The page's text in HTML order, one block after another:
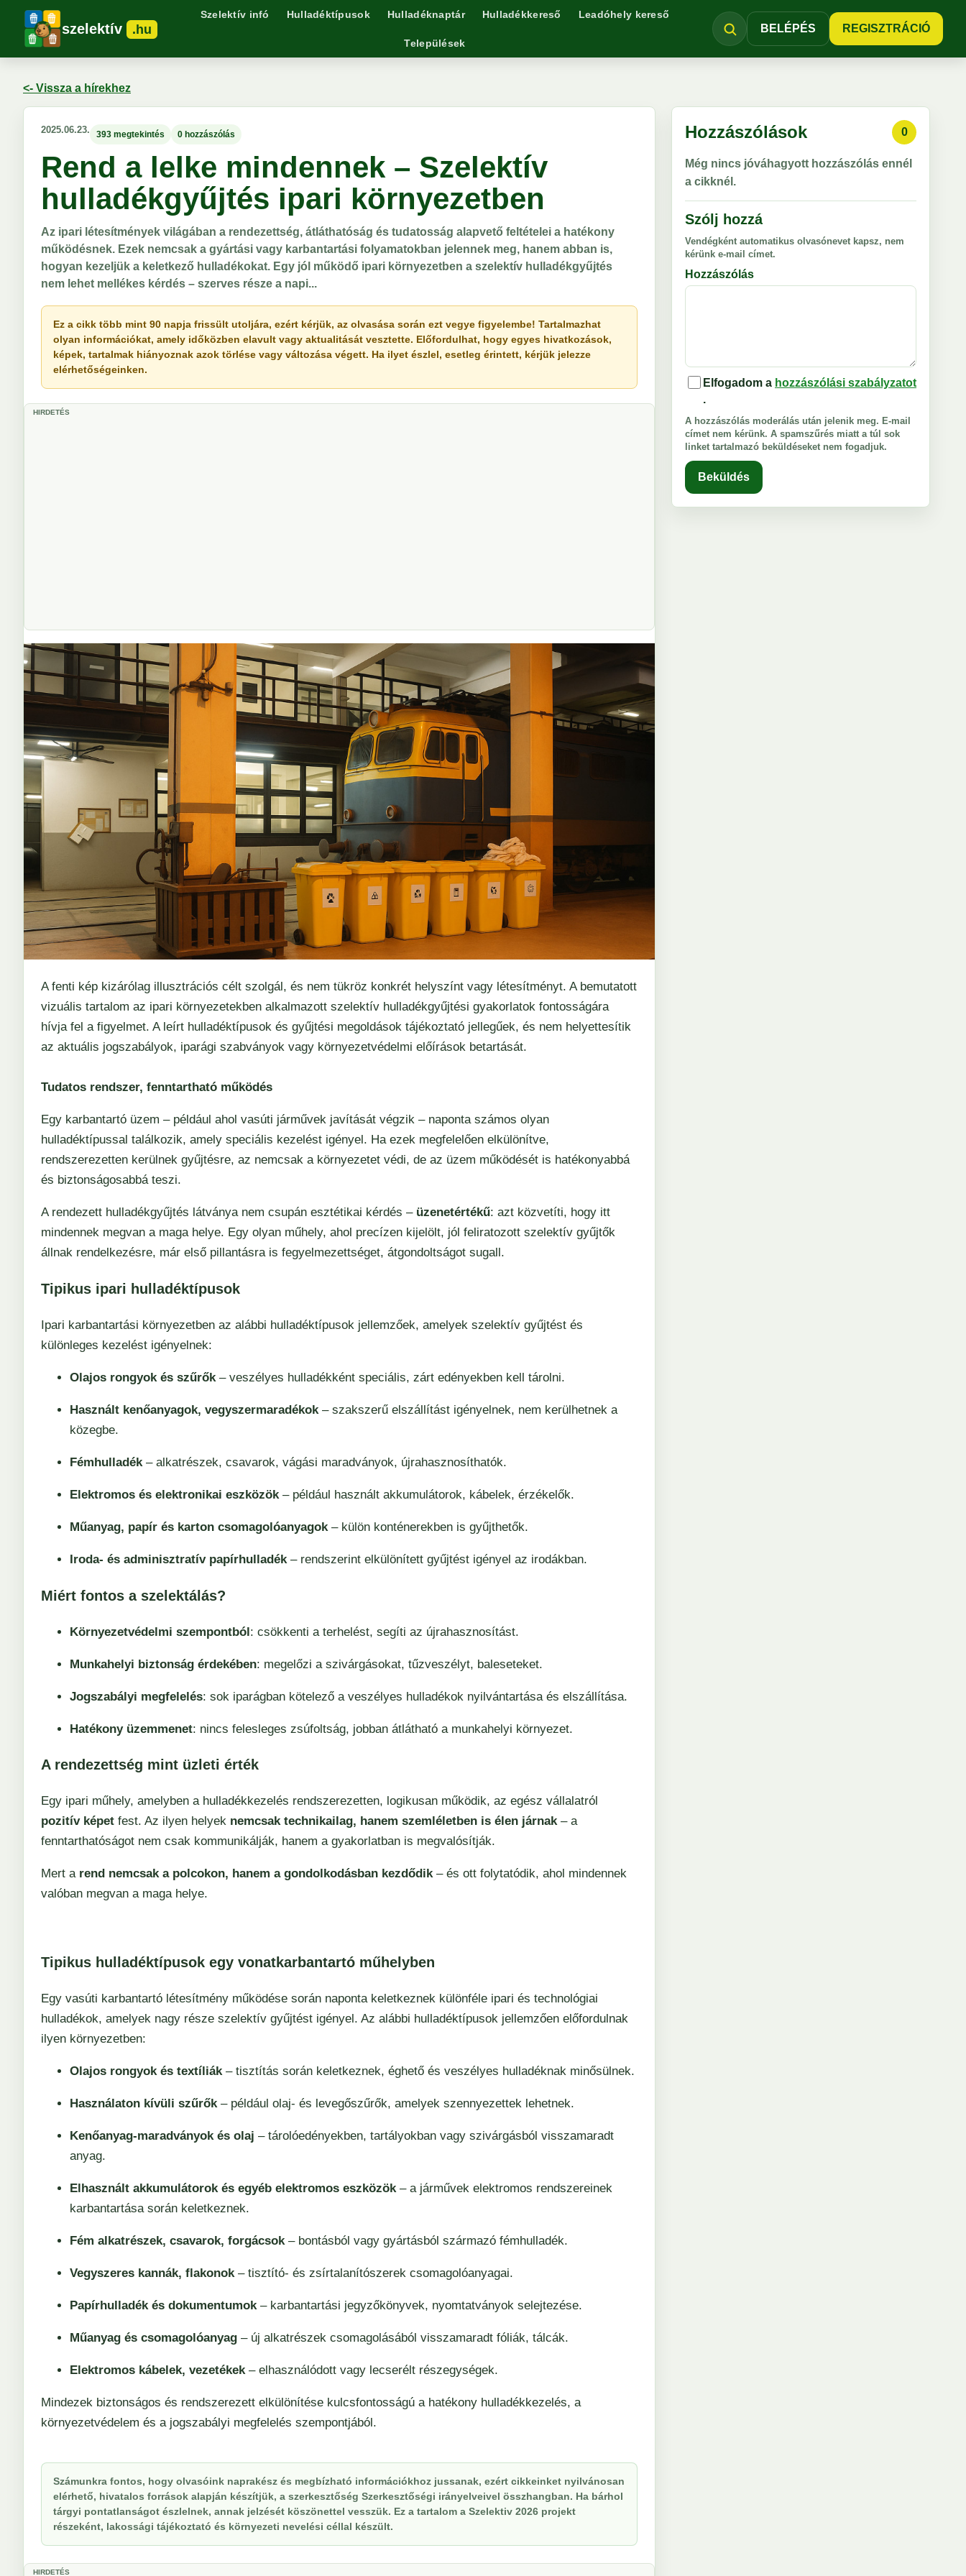
szelektív .hu
Szelektív infó Hulladéktípusok Hulladéknaptár Hulladékkereső Leadóhely kereső
Települések
BELÉPÉS REGISZTRÁCIÓ
<- Vissza a hírekhez
2025.06.23. 393 megtekintés 0 hozzászólás
Rend a lelke mindennek – Szelektív
hulladékgyűjtés ipari környezetben
Az ipari létesítmények világában a rendezettség, átláthatóság és tudatosság alapvető feltételei a hatékony
működésnek. Ezek nemcsak a gyártási vagy karbantartási folyamatokban jelennek meg, hanem abban is,
hogyan kezeljük a keletkező hulladékokat. Egy jól működő ipari környezetben a szelektív hulladékgyűjtés
nem lehet mellékes kérdés – szerves része a napi...
Ez a cikk több mint 90 napja frissült utoljára, ezért kérjük, az olvasása során ezt vegye figyelembe! Tartalmazhat
olyan információkat, amely időközben elavult vagy aktualitását vesztette. Előfordulhat, hogy egyes hivatkozások,
képek, tartalmak hiányoznak azok törlése vagy változása végett. Ha ilyet észlel, esetleg érintett, kérjük jelezze
elérhetőségeinken.
HIRDETÉS
A fenti kép kizárólag illusztrációs célt szolgál, és nem tükröz konkrét helyszínt vagy létesítményt. A bemutatott
vizuális tartalom az ipari környezetekben alkalmazott szelektív hulladékgyűjtési gyakorlatok fontosságára
hívja fel a figyelmet. A leírt hulladéktípusok és gyűjtési megoldások tájékoztató jellegűek, és nem helyettesítik
az aktuális jogszabályok, iparági szabványok vagy környezetvédelmi előírások betartását.
Tudatos rendszer, fenntartható működés
Egy karbantartó üzem – például ahol vasúti járművek javítását végzik – naponta számos olyan
hulladéktípussal találkozik, amely speciális kezelést igényel. Ha ezek megfelelően elkülönítve,
rendszerezetten kerülnek gyűjtésre, az nemcsak a környezetet védi, de az üzem működését is hatékonyabbá
és biztonságosabbá teszi.
A rendezett hulladékgyűjtés látványa nem csupán esztétikai kérdés – üzenetértékű: azt közvetíti, hogy itt
mindennek megvan a maga helye. Egy olyan műhely, ahol precízen kijelölt, jól feliratozott szelektív gyűjtők
állnak rendelkezésre, már első pillantásra is fegyelmezettséget, átgondoltságot sugall.
Tipikus ipari hulladéktípusok
Ipari karbantartási környezetben az alábbi hulladéktípusok jellemzőek, amelyek szelektív gyűjtést és
különleges kezelést igényelnek:
Olajos rongyok és szűrők – veszélyes hulladékként speciális, zárt edényekben kell tárolni.
Használt kenőanyagok, vegyszermaradékok – szakszerű elszállítást igényelnek, nem kerülhetnek a
közegbe.
Fémhulladék – alkatrészek, csavarok, vágási maradványok, újrahasznosíthatók.
Elektromos és elektronikai eszközök – például használt akkumulátorok, kábelek, érzékelők.
Műanyag, papír és karton csomagolóanyagok – külön konténerekben is gyűjthetők.
Iroda- és adminisztratív papírhulladék – rendszerint elkülönített gyűjtést igényel az irodákban.
Miért fontos a szelektálás?
Környezetvédelmi szempontból: csökkenti a terhelést, segíti az újrahasznosítást.
Munkahelyi biztonság érdekében: megelőzi a szivárgásokat, tűzveszélyt, baleseteket.
Jogszabályi megfelelés: sok iparágban kötelező a veszélyes hulladékok nyilvántartása és elszállítása.
Hatékony üzemmenet: nincs felesleges zsúfoltság, jobban átlátható a munkahelyi környezet.
A rendezettség mint üzleti érték
Egy ipari műhely, amelyben a hulladékkezelés rendszerezetten, logikusan működik, az egész vállalatról
pozitív képet fest. Az ilyen helyek nemcsak technikailag, hanem szemléletben is élen járnak– a
fenntarthatóságot nem csak kommunikálják, hanem a gyakorlatban is megvalósítják.
Mert a rend nemcsak a polcokon, hanem a gondolkodásban kezdődik– és ott folytatódik, ahol mindennek
valóban megvan a maga helye.
Tipikus hulladéktípusok egy vonatkarbantartó műhelyben
Egy vasúti karbantartó létesítmény működése során naponta keletkeznek különféle ipari és technológiai
hulladékok, amelyek nagy része szelektív gyűjtést igényel. Az alábbi hulladéktípusok jellemzően előfordulnak
ilyen környezetben:
Olajos rongyok és textíliák– tisztítás során keletkeznek, éghető és veszélyes hulladéknak minősülnek.
Használaton kívüli szűrők– például olaj- és levegőszűrők, amelyek szennyezettek lehetnek.
Kenőanyag-maradványok és olaj – tárolóedényekben, tartályokban vagy szivárgásból visszamaradt
anyag.
Elhasznált akkumulátorok és egyéb elektromos eszközök– a járművek elektromos rendszereinek
karbantartása során keletkeznek.
Fém alkatrészek, csavarok, forgácsok– bontásból vagy gyártásból származó fémhulladék.
Vegyszeres kannák, flakonok– tisztító- és zsírtalanítószerek csomagolóanyagai.
Papírhulladék és dokumentumok– karbantartási jegyzőkönyvek, nyomtatványok selejtezése.
Műanyag és csomagolóanyag – új alkatrészek csomagolásából visszamaradt fóliák, tálcák.
Elektromos kábelek, vezetékek– elhasználódott vagy lecserélt részegységek.
Mindezek biztonságos és rendszerezett elkülönítése kulcsfontosságú a hatékony hulladékkezelés, a
környezetvédelem és a jogszabályi megfelelés szempontjából.
Számunkra fontos, hogy olvasóink naprakész és megbízható információkhoz jussanak, ezért cikkeinket nyilvánosan
elérhető, hivatalos források alapján készítjük, a szerkesztőség Szerkesztőségi irányelveivel összhangban. Ha bárhol
tárgyi pontatlanságot észlelnek, annak jelzését köszönettel vesszük. Ez a tartalom a Szelektiv 2026 projekt
részeként, lakossági tájékoztató és környezeti nevelési céllal készült.
HIRDETÉS
Hozzászólások 0
Még nincs jóváhagyott hozzászólás ennél
a cikknél.
Szólj hozzá
Vendégként automatikus olvasónevet kapsz, nem
kérünk e-mail címet.
Hozzászólás
Elfogadom a hozzászólási szabályzatot
.
A hozzászólás moderálás után jelenik meg. E-mail
címet nem kérünk. A spamszűrés miatt a túl sok
linket tartalmazó beküldéseket nem fogadjuk.
Beküldés